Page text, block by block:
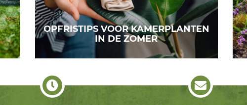
OPFRISTIPS VOOR KAMERPLANTEN
IN DE ZOMER